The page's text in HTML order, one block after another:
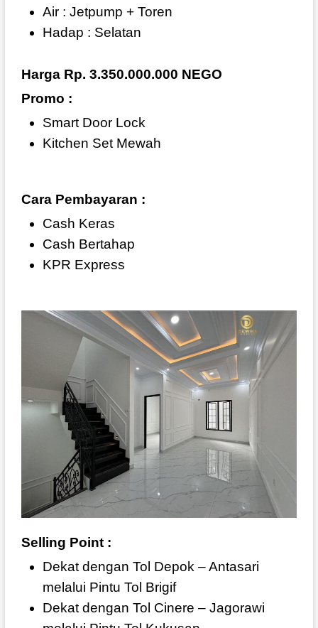
Air : Jetpump + Toren
Hadap : Selatan
Harga Rp. 3.350.000.000 NEGO
Promo :
Smart Door Lock
Kitchen Set Mewah
Cara Pembayaran :
Cash Keras
Cash Bertahap
KPR Express
Selling Point :
Dekat dengan Tol Depok – Antasari
melalui Pintu Tol Brigif
Dekat dengan Tol Cinere – Jagorawi